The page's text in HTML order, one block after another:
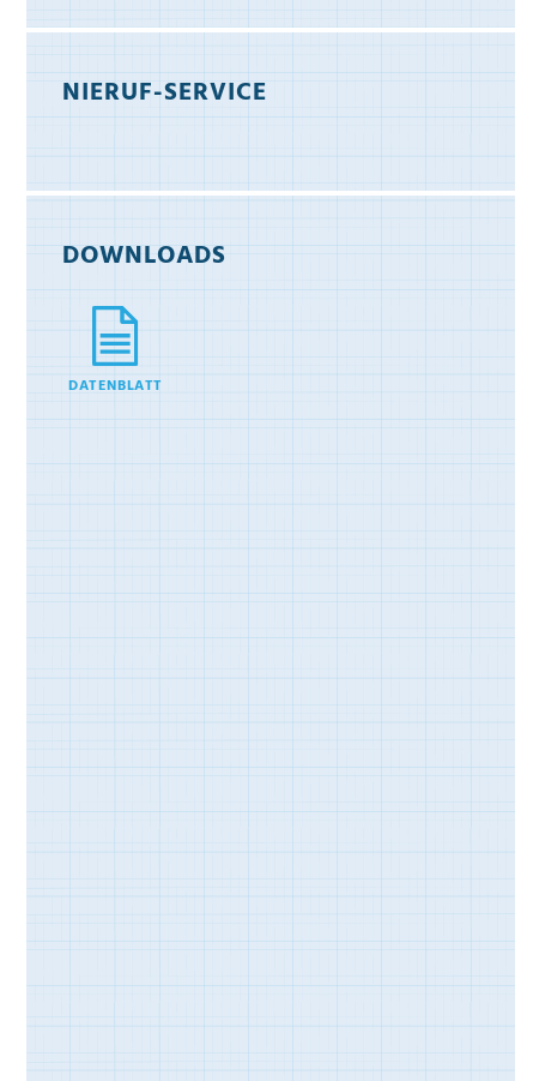
NIERUF-SERVICE
DOWNLOADS
DATENBLATT